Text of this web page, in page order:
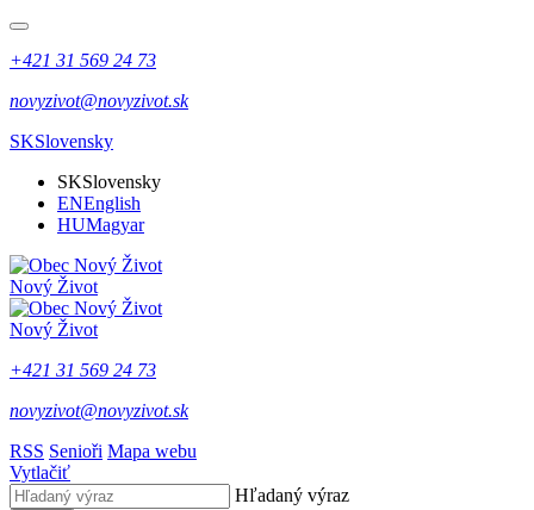
+421 31 569 24 73
novyzivot@novyzivot.sk
SKSlovensky
SKSlovensky
ENEnglish
HUMagyar
Nový Život
Nový Život
+421 31 569 24 73
novyzivot@novyzivot.sk
RSS Senioři Mapa webu
Vytlačiť
Hľadaný výraz